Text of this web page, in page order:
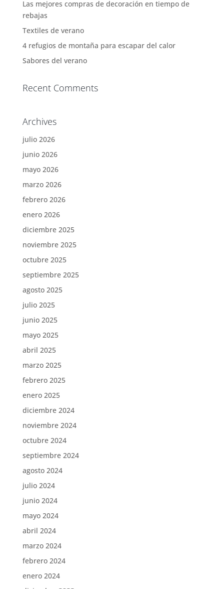
Las mejores compras de decoración en tiempo de
rebajas
Textiles de verano
4 refugios de montaña para escapar del calor
Sabores del verano
Recent Comments
Archives
julio 2026
junio 2026
mayo 2026
marzo 2026
febrero 2026
enero 2026
diciembre 2025
noviembre 2025
octubre 2025
septiembre 2025
agosto 2025
julio 2025
junio 2025
mayo 2025
abril 2025
marzo 2025
febrero 2025
enero 2025
diciembre 2024
noviembre 2024
octubre 2024
septiembre 2024
agosto 2024
julio 2024
junio 2024
mayo 2024
abril 2024
marzo 2024
febrero 2024
enero 2024